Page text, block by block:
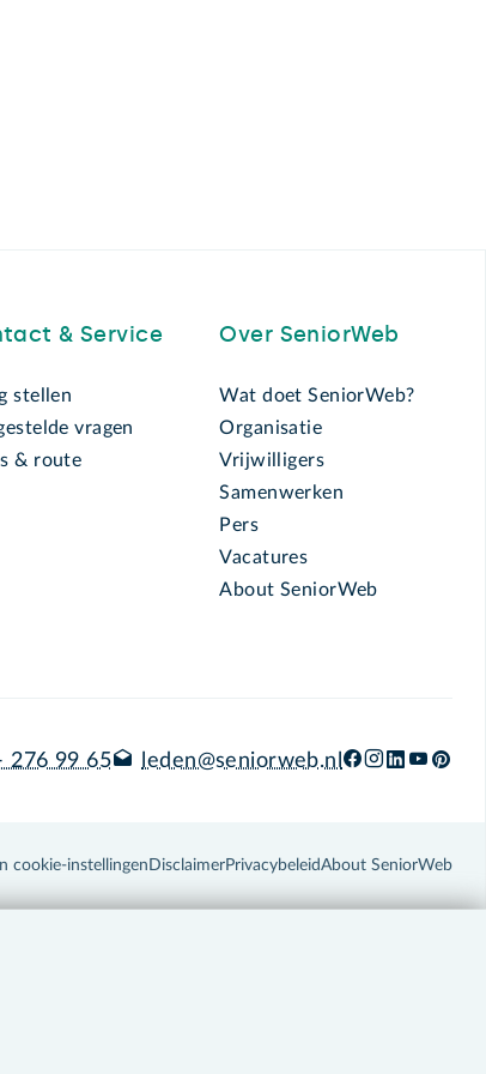
& Service
stellen
vragen
& route
Over SeniorWeb
Wat doet SeniorWeb?
Organisatie
Vrijwilligers
Samenwerken
Pers
Vacatures
About SeniorWeb
276 99 65 leden@seniorweb.nl
cookie-instellingen DisclaimerPrivacybeleidAbout SeniorWeb